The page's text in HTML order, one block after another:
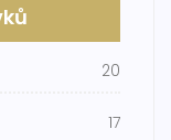
20
17